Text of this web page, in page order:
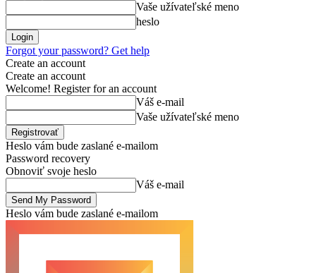
Vaše užívateľské meno
heslo
Forgot your password? Get help
Create an account
Create an account
Welcome! Register for an account
Váš e-mail
Vaše užívateľské meno
Heslo vám bude zaslané e-mailom
Password recovery
Obnoviť svoje heslo
Váš e-mail
Heslo vám bude zaslané e-mailom